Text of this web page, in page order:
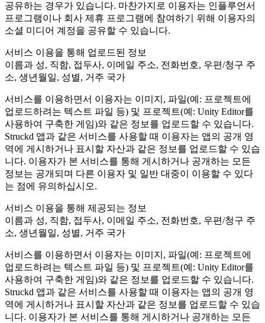
공유하는 경우가 있습니다. 마찬가지로 이용자는 인플루언서
프로그램이나 회사 제휴 프로그램에 참여하기 위해 이용자의
소셜 미디어 계정을 공유할 수 있습니다.
서비스 이용을 통해 업로드된 정보
이름과 성, 직함, 접두사, 이메일 주소, 전화번호, 우편/청구 주
소, 생년월일, 성별, 거주 국가
서비스를 이용하면서 이용자는 이미지, 파일(예: 프로젝트에
업로드하려는 텍스트 파일 등) 및 프로젝트(예: Unity Editor를
사용하여 구축한 게임)와 같은 정보를 업로드할 수 있습니다.
Struckd 앱과 같은 서비스를 사용할 때 이용자는 앱의 공개 영
역에 게시하거나 표시할 자산과 같은 정보를 업로드할 수 있습
니다. 이용자가 본 서비스를 통해 게시하거나 공개하는 모든
정보는 공개되며 다른 이용자 및 일반 대중이 이용할 수 있다
는 점에 유의하십시오.
서비스 이용을 통해 제공되는 정보
이름과 성, 직함, 접두사, 이메일 주소, 전화번호, 우편/청구 주
소, 생년월일, 성별, 거주 국가
서비스를 이용하면서 이용자는 이미지, 파일(예: 프로젝트에
업로드하려는 텍스트 파일 등) 및 프로젝트(예: Unity Editor를
사용하여 구축한 게임)와 같은 정보를 업로드할 수 있습니다.
Struckd 앱과 같은 서비스를 사용할 때 이용자는 앱의 공개 영
역에 게시하거나 표시할 자산과 같은 정보를 업로드할 수 있습
니다. 이용자가 본 서비스를 통해 게시하거나 공개하는 모든